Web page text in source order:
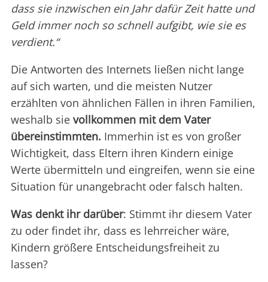
dass sie inzwischen ein Jahr dafür Zeit hatte und
Geld immer noch so schnell aufgibt, wie sie es
verdient.“
Die Antworten des Internets ließen nicht lange
auf sich warten, und die meisten Nutzer
erzählten von ähnlichen Fällen in ihren Familien,
weshalb sie vollkommen mit dem Vater
übereinstimmten. Immerhin ist es von großer
Wichtigkeit, dass Eltern ihren Kindern einige
Werte übermitteln und eingreifen, wenn sie eine
Situation für unangebracht oder falsch halten.
Was denkt ihr darüber: Stimmt ihr diesem Vater
zu oder findet ihr, dass es lehrreicher wäre,
Kindern größere Entscheidungsfreiheit zu
lassen?